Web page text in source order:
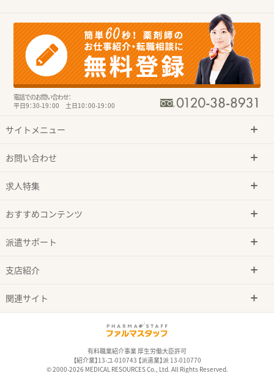
電話でのお問い合わせ：
平日9：30-19：00 土日10：00-19：00
サイトメニュー
お問い合わせ
求人特集
おすすめコンテンツ
派遣サポート
支店紹介
関連サイト
有料職業紹介事業 厚生労働大臣許可
【紹介業】13-ユ-010743 【派遣業】派 13-010770
© 2000-2026 MEDICAL RESOURCES Co., Ltd. All Rights Reserved.